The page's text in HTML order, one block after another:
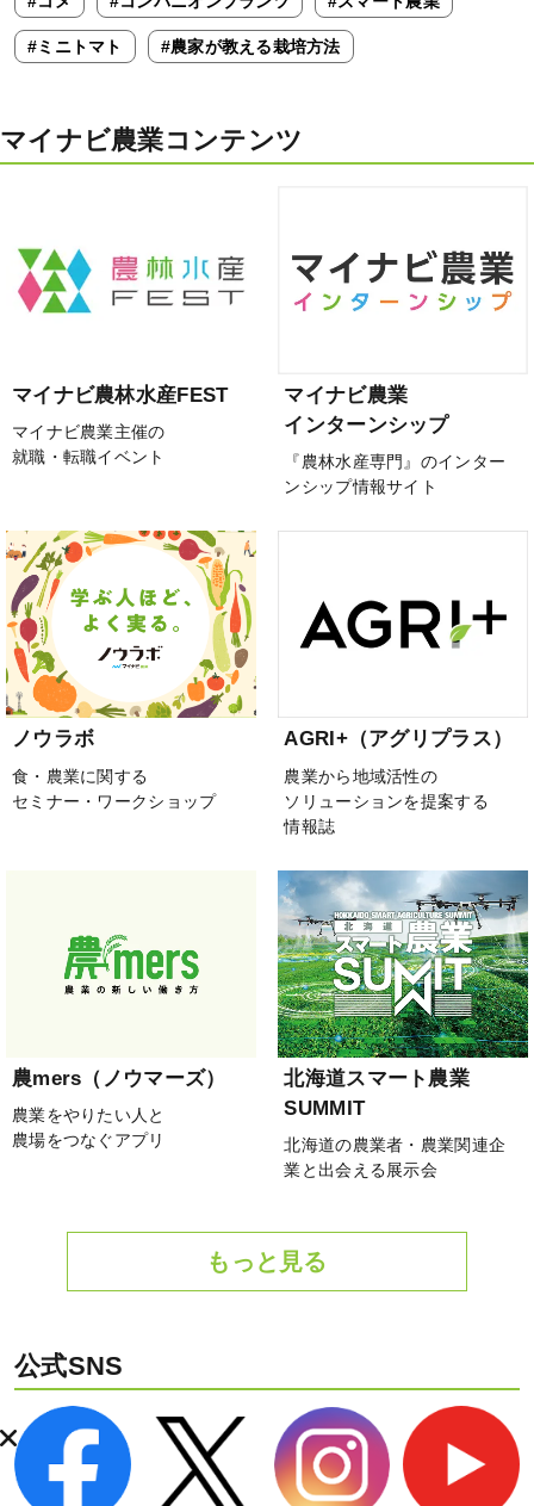
#ミニトマト #農家が教える栽培方法
マイナビ農業コンテンツ
マイナビ農林水産FEST
マイナビ農業主催の
就職・転職イベント
マイナビ農業
インターンシップ
『農林水産専門』のインター
ンシップ情報サイト
ノウラボ
食・農業に関する
セミナー・ワークショップ
AGRI+（アグリプラス）
農業から地域活性の
ソリューションを提案する
情報誌
農mers（ノウマーズ）
農業をやりたい人と
農場をつなぐアプリ
北海道スマート農業
SUMMIT
北海道の農業者・農業関連企
業と出会える展示会
もっと見る
公式SNS